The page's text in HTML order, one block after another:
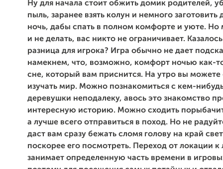
Ну для начала стоит обжить домик родителей,
пыль, заранее взять колун и немного
ночь, дабы спать в полном комфорте и уюте. Но
и не делать, вас никто не ограничивает.
разница для игрока? Игра обычно не дает
намекнем, что, возможно, комфорт ночью как-
сне, который вам приснится. На утро вы можете
изучать мир. Можно познакомиться с кем-
деревушки неподалеку, авось это знакомство
интересную историю. Можно сходить
а лучше всего отправиться в поход. Но не
даст вам сразу бежать сломя голову на край
поскорее его посмотреть. Переход от локации к
занимает определенную часть времени в